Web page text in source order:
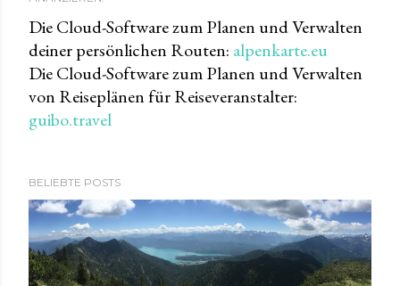
Die Cloud-Software zum Planen und Verwalten
deiner persönlichen Routen: alpenkarte.eu
Die Cloud-Software zum Planen und Verwalten
von Reiseplänen für Reiseveranstalter:
guibo.travel
BELIEBTE POSTS